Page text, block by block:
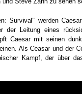
Survival" werden
Leitung eines
Caesar mit seinen
Als Ceasar und der
Kampf, der über